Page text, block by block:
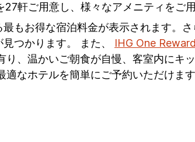
軒ご用意し、様々なアメニティをご用
もお得な宿泊料金が表示されます。
つかります。 また、 IHG One
、温かいご朝食が自慢、客室内にキ
なホテルを簡単にご予約いただけます